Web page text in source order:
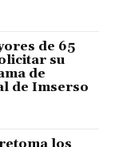
de 65
su
de
de Imserso